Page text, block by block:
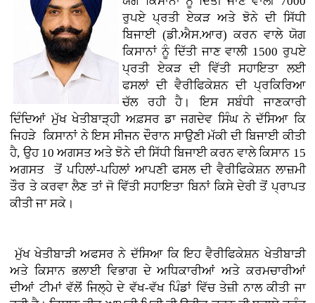
ਰੁਪਏ ਪ੍ਰਤੀ ਏਕੜ ਅਤੇ ਝੋਨੇ ਦੀ ਸਿੱਧੀ
ਬਿਜਾਈ (ਡੀ.ਐਸ.ਆਰ) ਕਰਨ ਵਾਲੇ ਯੋਗ
ਕਿਸਾਨਾਂ ਨੂੰ ਦਿੱਤੀ ਜਾਣ ਵਾਲੀ 1500 ਰੁਪਏ
ਪ੍ਰਤੀ ਏਕੜ ਦੀ ਵਿੱਤੀ ਸਹਾਇਤਾ ਲਈ
ਫਸਲਾਂ ਦੀ ਵੈਰੀਫਿਕੇਸ਼ਨ ਦੀ ਪ੍ਰਕਿਰਿਆ
ਚੱਲ ਰਹੀ ਹੈ। ਇਸ ਸਬੰਧੀ ਜਾਣਕਾਰੀ
ਦਿੰਦਿਆਂ ਮੁੱਖ ਖੇਤੀਬਾੜ੍ਹੀ ਅਫ਼ਸਰ ਡਾ ਜਗਦੇਵ ਸਿੰਘ ਨੇ ਦੱਸਿਆ ਕਿ
ਜਿਹੜੇ ਕਿਸਾਨਾਂ ਨੇ ਇਸ ਸੀਜਨ ਦੌਰਾਨ ਸਾਉਣੀ ਮੱਕੀ ਦੀ ਬਿਜਾਈ ਕੀਤੀ
ਹੈ, ਉਹ 10 ਅਗਸਤ ਅਤੇ ਝੋਨੇ ਦੀ ਸਿੱਧੀ ਬਿਜਾਈ ਕਰਨ ਵਾਲੇ ਕਿਸਾਨ 15
ਅਗਸਤ ਤੋਂ ਪਹਿਲਾਂ-ਪਹਿਲਾਂ ਆਪਣੀ ਫਸਲ ਦੀ ਵੈਰੀਫਿਕੇਸ਼ਨ ਲਾਜ਼ਮੀ
ਤੌਰ ਤੇ ਕਰਵਾ ਲੈਣ ਤਾਂ ਜੋ ਵਿੱਤੀ ਸਹਾਇਤਾ ਬਿਨਾਂ ਕਿਸੇ ਦੇਰੀ ਤੋਂ ਪ੍ਰਾਪਤ
ਕੀਤੀ ਜਾ ਸਕੇ।
ਮੁੱਖ ਖੇਤੀਬਾੜੀ ਅਫਸਰ ਨੇ ਦੱਸਿਆ ਕਿ ਇਹ ਵੈਰੀਫਿਕੇਸ਼ਨ ਖੇਤੀਬਾੜੀ
ਅਤੇ ਕਿਸਾਨ ਭਲਾਈ ਵਿਭਾਗ ਦੇ ਅਧਿਕਾਰੀਆਂ ਅਤੇ ਕਰਮਚਾਰੀਆਂ
ਦੀਆਂ ਟੀਮਾਂ ਵੱਲੋਂ ਜਿਲ੍ਹੇ ਦੇ ਵੱਖ-ਵੱਖ ਪਿੰਡਾਂ ਵਿੱਚ ਤੇਜ਼ੀ ਨਾਲ ਕੀਤੀ ਜਾ